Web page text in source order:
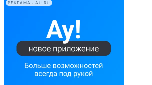
РЕКЛАМА • AU.RU